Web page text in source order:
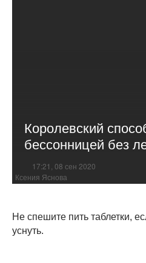
Королевский
бессонницей без
17:21, 08 сен 2020
Ксения Яснова
Не спешите пить таблетки,
уснуть.